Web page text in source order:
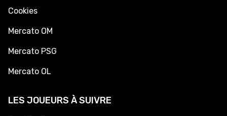
Cookies
Mercato OM
Mercato PSG
Mercato OL
LES JOUEURS À SUIVRE